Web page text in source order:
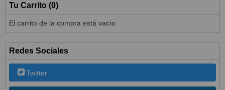
Tu Carrito (0)
El carrito de la compra está vacío
Redes Sociales
Twitter